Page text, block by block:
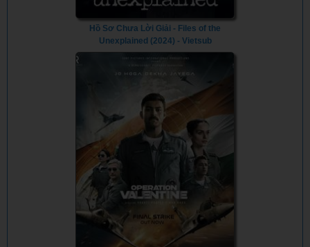
Hồ Sơ Chưa Lời Giải - Files of the
Unexplained (2024) - Vietsub